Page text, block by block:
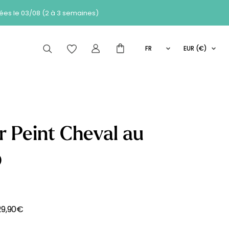
commandes passées le 03/08 (2 à 3 semaines)
de
FR
EUR (€)
Peint Cheval au
€